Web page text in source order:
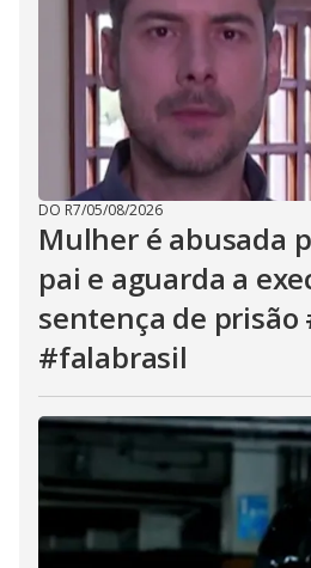
DO R7/05/08/2026
Mulher é abusada
pai e aguarda a
sentença de prisão
#falabrasil